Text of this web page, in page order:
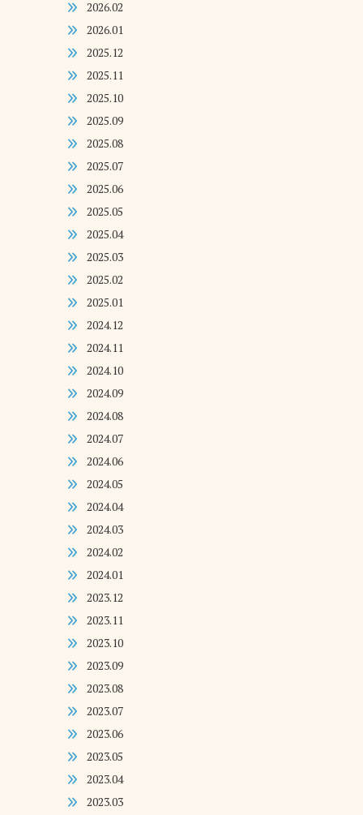
2026.02
2026.01
2025.12
2025.11
2025.10
2025.09
2025.08
2025.07
2025.06
2025.05
2025.04
2025.03
2025.02
2025.01
2024.12
2024.11
2024.10
2024.09
2024.08
2024.07
2024.06
2024.05
2024.04
2024.03
2024.02
2024.01
2023.12
2023.11
2023.10
2023.09
2023.08
2023.07
2023.06
2023.05
2023.04
2023.03